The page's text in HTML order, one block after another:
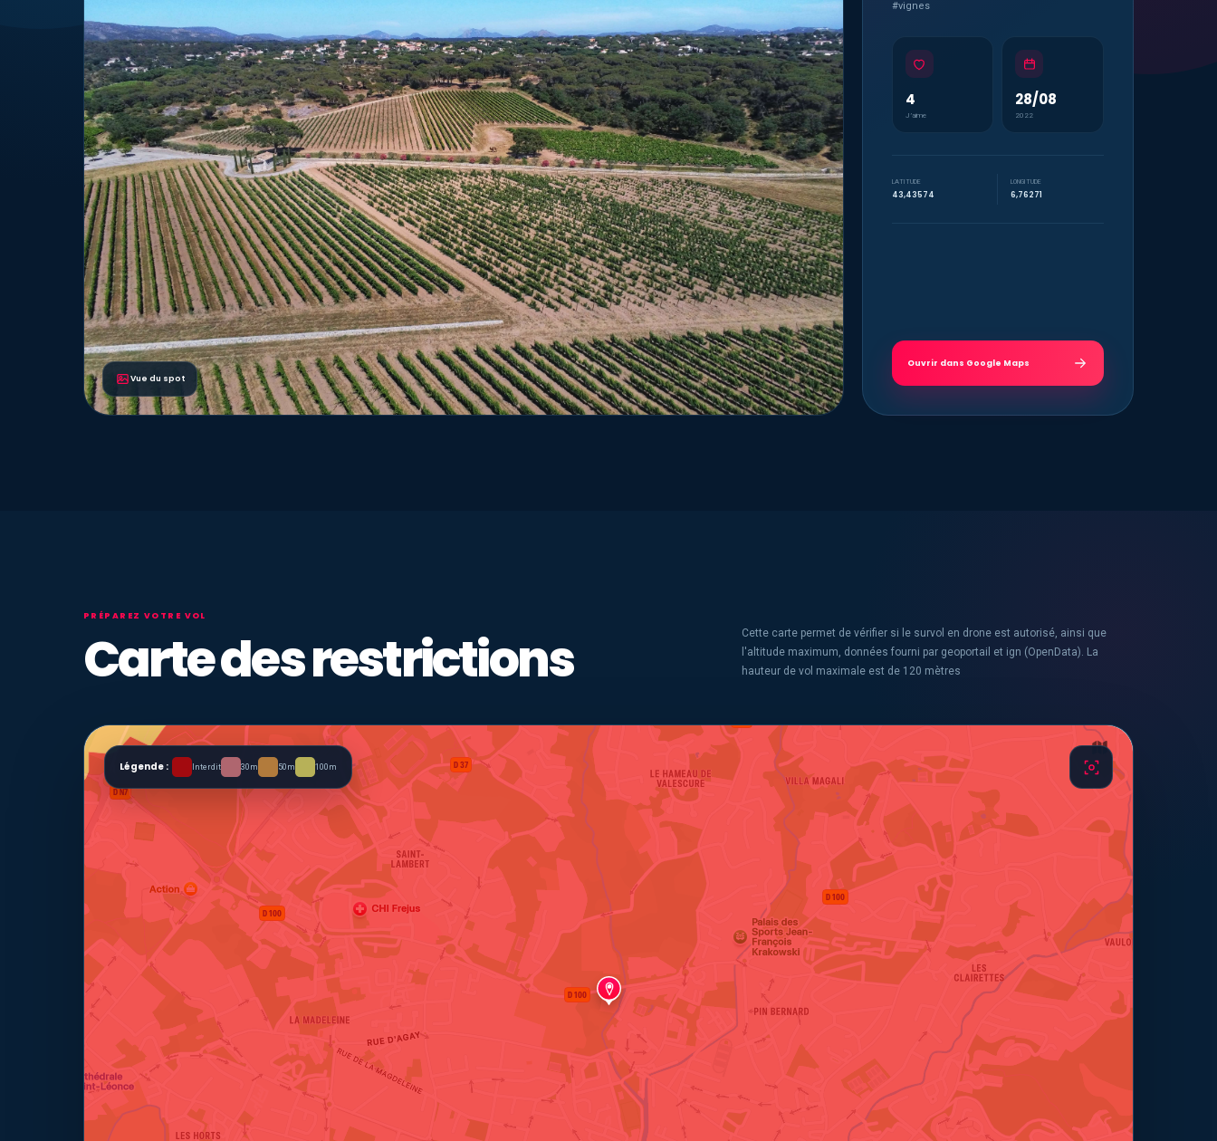
Vue du spot
#vignes
4
J’aime
28/08
2022
LATITUDE
43,43574
LONGITUDE
6,76271
Ouvrir dans Google Maps
PRÉPAREZ VOTRE VOL
Carte des restrictions
Cette carte permet de vérifier si le survol en drone est autorisé, ainsi que
l'altitude maximum, données fourni par geoportail et ign (OpenData). La
hauteur de vol maximale est de 120 mètres
Légende : Interdit 30m 50m 100m